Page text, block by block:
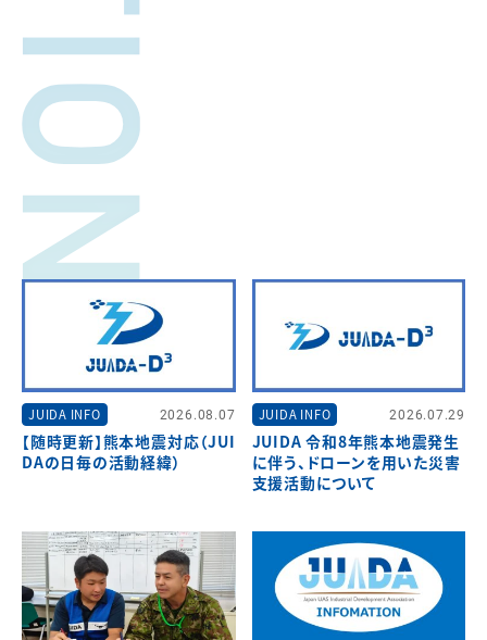
JUIDA INFO 2026.08.07
【随時更新】熊本地震対応（JUI
DAの日毎の活動経緯）
JUIDA INFO 2026.07.29
JUIDA 令和8年熊本地震発生
に伴う、ドローンを用いた災害
支援活動について